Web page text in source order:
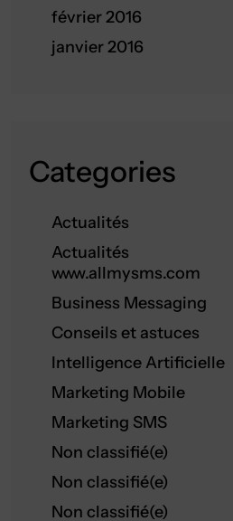
février 2016
janvier 2016
Categories
Actualités
Actualités
www.allmysms.com
Business Messaging
Conseils et astuces
Intelligence Artificielle
Marketing Mobile
Marketing SMS
Non classifié(e)
Non classifié(e)
Non classifié(e)